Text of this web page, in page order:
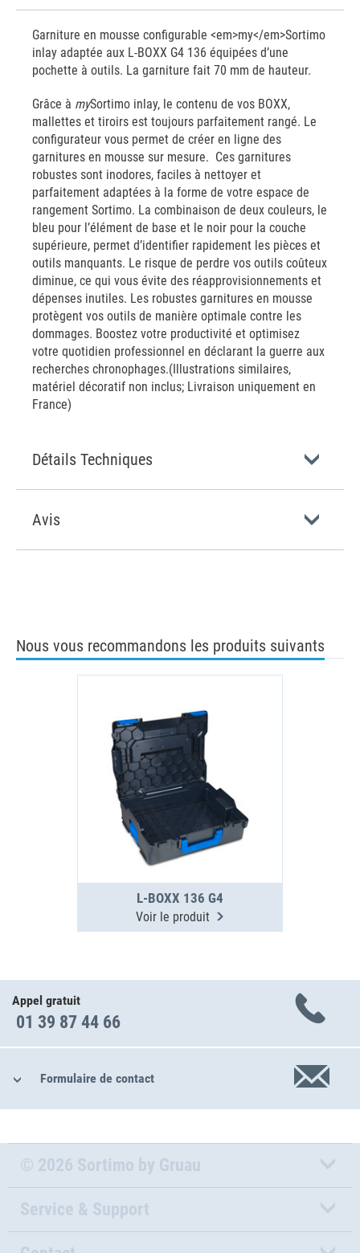
Garniture en mousse configurable <em>my</em>Sortimo
inlay adaptée aux L-BOXX G4 136 équipées d’une
pochette à outils. La garniture fait 70 mm de hauteur.
Grâce à mySortimo inlay, le contenu de vos BOXX,
mallettes et tiroirs est toujours parfaitement rangé. Le
configurateur vous permet de créer en ligne des
garnitures en mousse sur mesure. Ces garnitures
robustes sont inodores, faciles à nettoyer et
parfaitement adaptées à la forme de votre espace de
rangement Sortimo. La combinaison de deux couleurs, le
bleu pour l’élément de base et le noir pour la couche
supérieure, permet d’identifier rapidement les pièces et
outils manquants. Le risque de perdre vos outils coûteux
diminue, ce qui vous évite des réapprovisionnements et
dépenses inutiles. Les robustes garnitures en mousse
protègent vos outils de manière optimale contre les
dommages. Boostez votre productivité et optimisez
votre quotidien professionnel en déclarant la guerre aux
recherches chronophages.(Illustrations similaires,
matériel décoratif non inclus; Livraison uniquement en
France)
Détails Techniques
Avis
Nous vous recommandons les produits suivants
L-BOXX 136 G4
Voir le produit
Appel gratuit
01 39 87 44 66
Formulaire de contact
© 2026 Sortimo by Gruau
Service & Support